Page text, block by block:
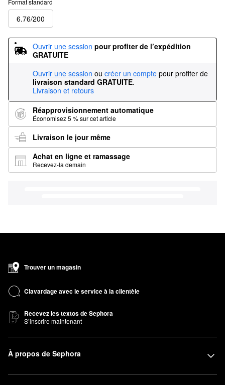
Format standard
6.76/200
Ouvrir une session pour profiter de l’expédition
GRATUITE
Ouvrir une session ou créer un compte pour profiter de
livraison standard GRATUITE.
Livraison et retours
Réapprovisionnement automatique
Économisez 5 % sur cet article
Livraison le jour même
Achat en ligne et ramassage
Recevez-la demain
Trouver un magasin
Clavardage avec le service à la clientèle
Recevez les textos de Sephora
S’inscrire maintenant
À propos de Sephora